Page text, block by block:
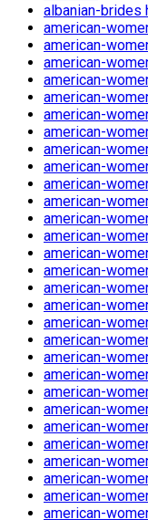
albanian-brides
american-
american-
american-
american-
american-
american-
american-
american-
american-
american-
american-
american-
american-
american-
american-
american-
american-
american-
american-
american-
american-
american-
american-
american-
american-
american-
american-
american-
american-